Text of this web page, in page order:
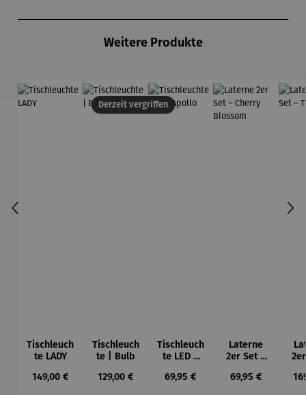
Weitere Produkte
Tischleuch
te LADY
Regulärer Preis:
149,00 €
Derzeit vergriffen
Tischleuch
te | Bulb
Regulärer Preis:
129,00 €
Tischleuch
te LED –
Regulärer Preis:
69,95 €
Laterne
2er Set –
Blossom
Regulärer Preis:
69,95 €